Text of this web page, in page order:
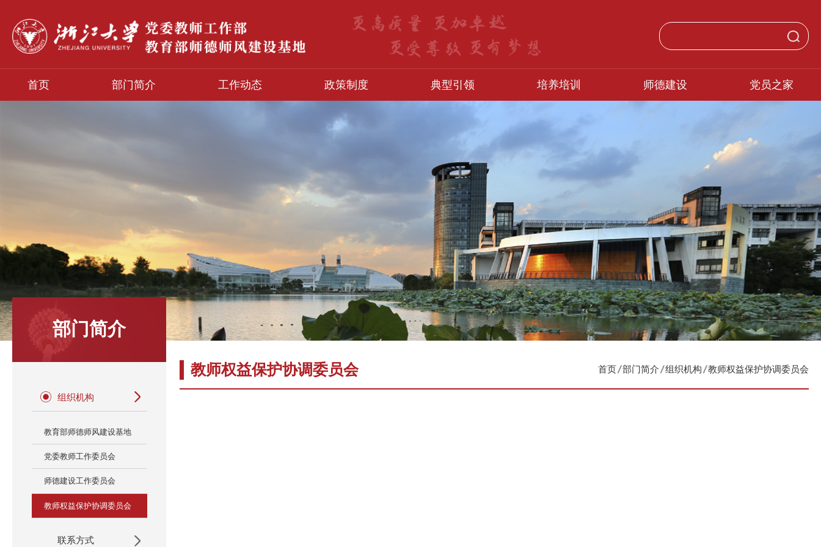
首页 部门简介 工作动态 政策制度 典型引领 培养培训 师德建设 党员之家
部门简介
组织机构
教育部师德师风建设基地
党委教师工作委员会
师德建设工作委员会
教师权益保护协调委员会
联系方式
教师权益保护协调委员会 首页 部门简介 组织机构 教师权益保护协调委员会